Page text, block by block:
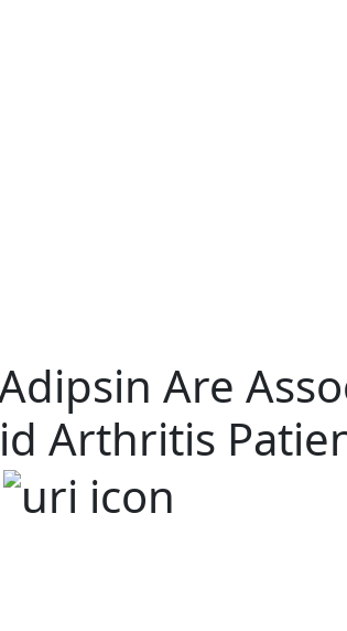
Are
Arthritis